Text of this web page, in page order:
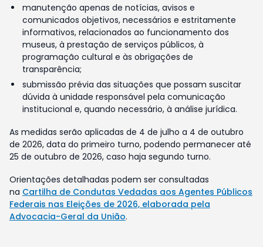
manutenção apenas de notícias, avisos e
comunicados objetivos, necessários e estritamente
informativos, relacionados ao funcionamento dos
museus, à prestação de serviços públicos, à
programação cultural e às obrigações de
transparência;
submissão prévia das situações que possam suscitar
dúvida à unidade responsável pela comunicação
institucional e, quando necessário, à análise jurídica.
As medidas serão aplicadas de 4 de julho a 4 de outubro
de 2026, data do primeiro turno, podendo permanecer até
25 de outubro de 2026, caso haja segundo turno.
Orientações detalhadas podem ser consultadas
na Cartilha de Condutas Vedadas aos Agentes Públicos
Federais nas Eleições de 2026, elaborada pela
Advocacia-Geral da União.